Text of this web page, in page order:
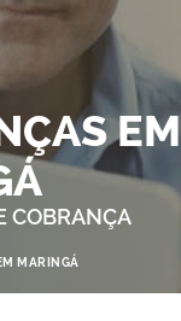
EM
COBRANÇA
MARINGÁ